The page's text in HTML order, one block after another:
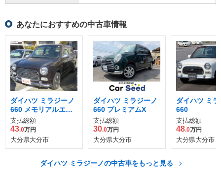
あなたにおすすめの中古車情報
ダイハツ ミラジーノ
660 メモリアルエデ
ィション
支払総額
43.0万円
大分県大分市
ダイハツ ミラジーノ
660 プレミアムX
支払総額
30.0万円
大分県大分市
ダイハツ ミ
660
支払総額
48.0万円
大分県大分市
ダイハツ ミラジーノの中古車をもっと見る